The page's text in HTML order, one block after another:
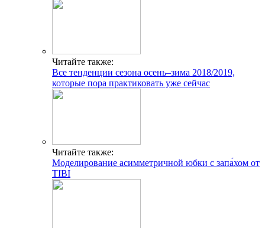
Читайте также:
Все тенденции сезона осень–зима 2018/2019,
которые пора практиковать уже сейчас
Читайте также:
Моделирование асимметричной юбки с запа́хом от
TIBI